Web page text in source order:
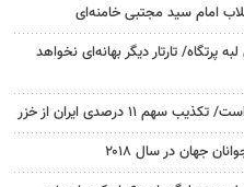
امام سید مجتبی خامنه‌ای
تارتار دیگر بهانه‌ای نخواهد
۱۱ درصدی ایران از خزر
جهان در سال ۲۰۱۸